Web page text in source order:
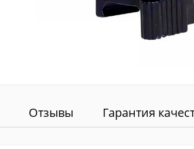
Отзывы Гарантия